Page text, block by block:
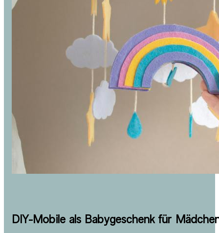
DIY-Mobile als Babygeschenk für